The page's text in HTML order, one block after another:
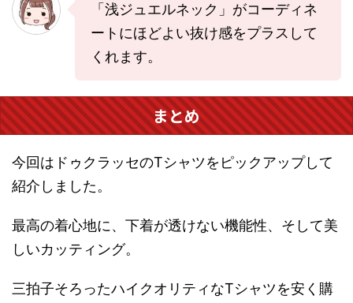
「浅ジュエルネック」がコーディネ
ートにほどよい抜け感をプラスして
くれます。
まとめ
今回はドゥクラッセのTシャツをピックアップして
紹介しました。
最高の着心地に、下着が透けない機能性、そして美
しいカッティング。
三拍子そろったハイクオリティなTシャツを安く購